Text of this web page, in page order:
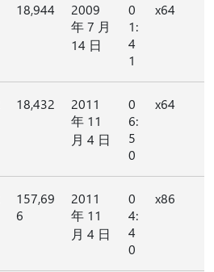
18,944
2009
年 7 月
14 日
0
1:
4
1
x64
18,432
2011
年 11
月 4 日
0
6:
5
0
x64
157,69
6
2011
年 11
月 4 日
0
4:
4
0
x86